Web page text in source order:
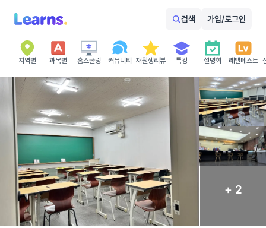
검색 가입/로그인
지역별 과목별 홈스쿨링 커뮤니티 재원생리뷰 특강 설명회 레벨테스트
+ 2